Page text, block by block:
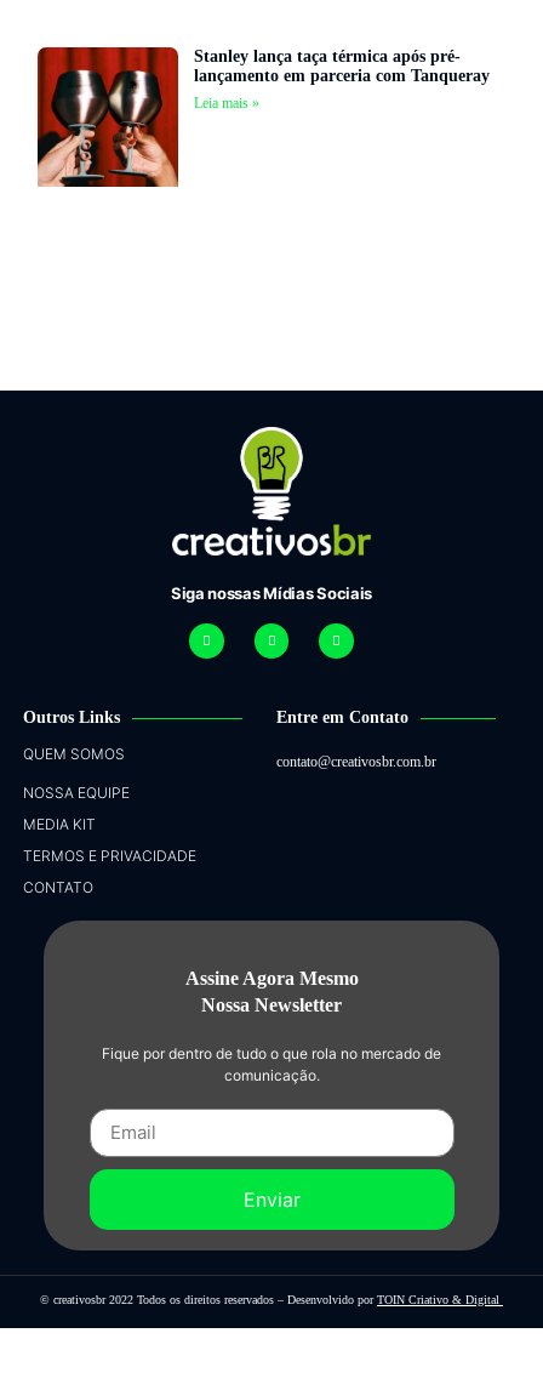
Stanley lança taça térmica após pré-
lançamento em parceria com Tanqueray
Leia mais »
Siga nossas Mídias Sociais
Outros Links
QUEM SOMOS
NOSSA EQUIPE
MEDIA KIT
TERMOS E PRIVACIDADE
CONTATO
Entre em Contato
contato@creativosbr.com.br
Assine Agora Mesmo
Nossa Newsletter
Fique por dentro de tudo o que rola no mercado de
comunicação.
Enviar
© creativosbr 2022 Todos os direitos reservados – Desenvolvido porTOIN Criativo & Digital